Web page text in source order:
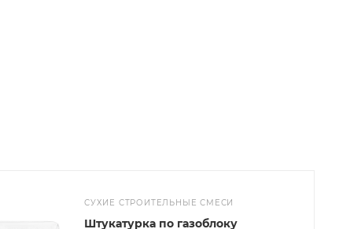
СУХИЕ СТРОИТЕЛЬНЫЕ СМЕСИ
Штукатурка по газоблоку